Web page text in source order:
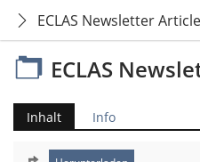
ECLAS Newsletter
ECLAS
Inhalt Info